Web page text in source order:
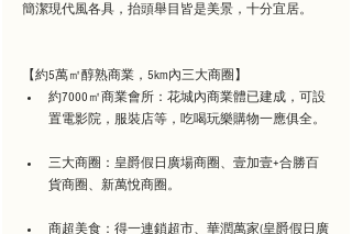
簡潔現代風各具，抬頭舉目皆是美景，十分宜居。
【約5萬㎡醇熟商業，5km內三大商圈】
約7000㎡商業會所：花城內商業體已建成，可設
置電影院，服裝店等，吃喝玩樂購物一應俱全。
三大商圈：皇爵假日廣場商圈、壹加壹+合勝百
貨商圈、新萬悅商圈。
商超美食：得一連鎖超市、華潤萬家(皇爵假日廣